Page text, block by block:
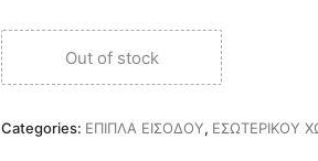
Out of stock
Categories: ΕΠΙΠΛΑ ΕΙΣΟΔΟΥ, ΕΣΩΤΕΡΙΚΟΥ